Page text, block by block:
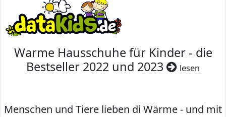
Warme Hausschuhe für Kinder - die
Bestseller 2022 und 2023
lesen
Menschen und Tiere lieben di Wärme - und mit